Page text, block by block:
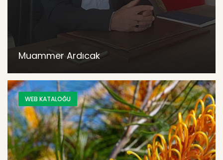
Muammer Ardıcak
WEB KATALOĞU